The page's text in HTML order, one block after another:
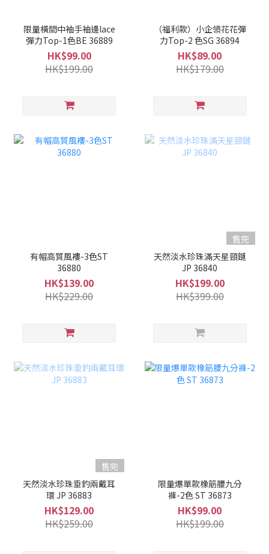
限量橫間中袖手袖邊lace
彈力Top-1色BE 36889
HK$99.00
HK$199.00
（福利款）小企領花花彈
力Top-2 色SG 36894
HK$89.00
HK$179.00
有帽高質風褸-3色ST
36880
HK$139.00
HK$229.00
售完
天然淡水珍珠滿天星頸鏈
JP 36840
HK$199.00
HK$399.00
售完
天然淡水珍珠垂釣兩戴耳
環 JP 36883
HK$129.00
HK$259.00
限量爆單款橡筋腰九分
褲-2色 ST 36873
HK$99.00
HK$199.00